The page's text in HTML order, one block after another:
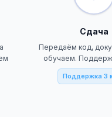
Сдача
Передаём код,
обучаем.
Поддержка 3